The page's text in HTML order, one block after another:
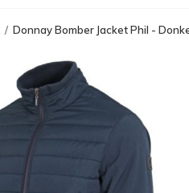
Donnay Bomber Jacket Phil -